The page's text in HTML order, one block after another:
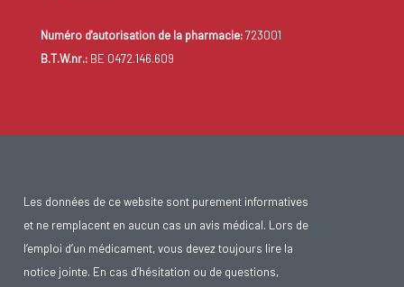
Numéro d'autorisation de la pharmacie:723001
B.T.W.nr.:BE 0472.146.609
Les données de ce website sont purement informatives
et ne remplacent en aucun cas un avis médical. Lors de
l’emploi d’un médicament, vous devez toujours lire la
notice jointe. En cas d’hésitation ou de questions,